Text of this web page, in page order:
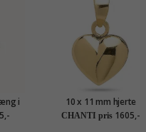
i
ct
10 x 11 mm hjerte
vedhæng i 14 karat guld -
Amoré
CHANTI pris 1605,-